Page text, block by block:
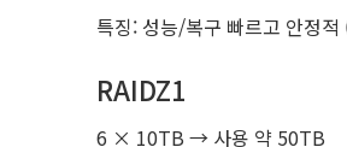
특징: 성능/복구 빠르고 안정적
RAIDZ1
6 × 10TB → 사용 약 50TB